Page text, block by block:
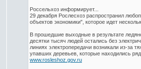
Россельхоз информирует...
29 декабря Рослесхоз распространил
объектов экономики", которое идет
В прошедшие выходные в результате
десятки тысяч людей остались без
линиях электропередачи возникали из-за
упавших деревьев, которые находились
www.rosleshoz.gov.ru